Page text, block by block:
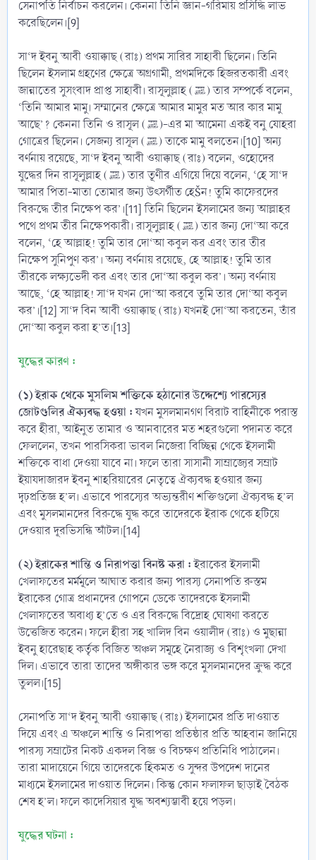
সেনাপতি নির্বাচন করলেন। কেননা তিনি জ্ঞান-গরিমায় প্রসিদ্ধি লাভ
করেছিলেন।[9]
সা‘দ ইবনু আবী ওয়াক্কাছ (রাঃ) প্রথম সারির সাহাবী ছিলেন। তিনি
ছিলেন ইসলাম গ্রহণের ক্ষেত্রে অগ্রগামী, প্রথমদিকে হিজরতকারী এবং
জান্নাতের সুসংবাদ প্রাপ্ত সাহাবী। রাসূলুল্লাহ (ﷺ) তার সম্পর্কে বলেন,
‘তিনি আমার মামু। সম্মানের ক্ষেত্রে আমার মামুর মত আর কার মামু
আছে’? কেননা তিনি ও রাসূল (ﷺ)-এর মা আমেনা একই বনু যোহরা
গোত্রের ছিলেন। সেজন্য রাসূল (ﷺ) তাকে মামু বলতেন।[10] অন্য
বর্ণনায় রয়েছে, সা‘দ ইবনু আবী ওয়াক্কাছ (রাঃ) বলেন, ওহোদের
যুদ্ধের দিন রাসূলুল্লাহ (ﷺ) তার তূণীর এগিয়ে দিয়ে বলেন, ‘হে সা‘দ
আমার পিতা-মাতা তোমার জন্য উৎসর্গীত হেŠন! তুমি কাফেরদের
বিরুদ্ধে তীর নিক্ষেপ কর’।[11] তিনি ছিলেন ইসলামের জন্য আল্লাহর
পথে প্রথম তীর নিক্ষেপকারী। রাসূলুল্লাহ (ﷺ) তার জন্য দো‘আ করে
বলেন, ‘হে আল্লাহ! তুমি তার দো‘আ কবুল কর এবং তার তীর
নিক্ষেপ সুনিপুণ কর’। অন্য বর্ণনায় রয়েছে, হে আল্লাহ! তুমি তার
তীরকে লক্ষ্যভেদী কর এবং তার দো‘আ কবুল কর’। অন্য বর্ণনায়
আছে, ‘হে আল্লাহ! সা‘দ যখন দো‘আ করবে তুমি তার দো‘আ কবুল
কর’।[12] সা‘দ বিন আবী ওয়াক্কাছ (রাঃ) যখনই দো‘আ করতেন, তাঁর
দো‘আ কবুল করা হ’ত।[13]
যুদ্ধের কারণ :
(১) ইরাক থেকে মুসলিম শক্তিকে হঠানোর উদ্দেশ্যে পারস্যের
জোটগুলির ঐক্যবদ্ধ হওয়া :যখন মুসলমানগণ বিরাট বাহিনীকে পরাস্ত
করে হীরা, আইনুত তামার ও আনবারের মত শহরগুলো পদানত করে
ফেললেন, তখন পারসিকরা ভাবল নিজেরা বিচ্ছিন্ন থেকে ইসলামী
শক্তিকে বাধা দেওয়া যাবে না। ফলে তারা সাসানী সাম্রাজ্যের সম্রাট
ইয়াযদাজারদ ইবনু শাহরিয়ারের নেতৃত্বে ঐক্যবদ্ধ হওয়ার জন্য
দৃঢ়প্রতিজ্ঞ হ’ল। এভাবে পারস্যের অভ্যন্তরীণ শক্তিগুলো ঐক্যবদ্ধ হ’ল
এবং মুসলমানদের বিরুদ্ধে যুদ্ধ করে তাদেরকে ইরাক থেকে হটিয়ে
দেওয়ার দূরভিসন্ধি অাঁটল।[14]
(২) ইরাকের শান্তি ও নিরাপত্তা বিনষ্ট করা :ইরাকের ইসলামী
খেলাফতের মর্মমূলে আঘাত করার জন্য পারস্য সেনাপতি রুস্তম
ইরাকের গোত্র প্রধানদের গোপনে ডেকে তাদেরকে ইসলামী
খেলাফতের অবাধ্য হ’তে ও এর বিরুদ্ধে বিদ্রোহ ঘোষণা করতে
উত্তেজিত করেন। ফলে হীরা সহ খালিদ বিন ওয়ালীদ (রাঃ) ও মুছান্না
ইবনু হারেছাহ কর্তৃক বিজিত অঞ্চল সমূহে নৈরাজ্য ও বিশৃংখলা দেখা
দিল। এভাবে তারা তাদের অঙ্গীকার ভঙ্গ করে মুসলমানদের ক্রুদ্ধ করে
তুলল।[15]
সেনাপতি সা‘দ ইবনু আবী ওয়াক্কাছ (রাঃ) ইসলামের প্রতি দাওয়াত
দিয়ে এবং এ অঞ্চলে শান্তি ও নিরাপত্তা প্রতিষ্ঠার প্রতি আহবান জানিয়ে
পারস্য সম্রাটের নিকট একদল বিজ্ঞ ও বিচক্ষণ প্রতিনিধি পাঠালেন।
তারা মাদায়েনে গিয়ে তাদেরকে হিকমত ও সুন্দর উপদেশ দানের
মাধ্যমে ইসলামের দাওয়াত দিলেন। কিন্তু কোন ফলাফল ছাড়াই বৈঠক
শেষ হ’ল। ফলে কাদেসিয়ার যুদ্ধ অবশ্যম্ভাবী হয়ে পড়ল।
যুদ্ধের ঘটনা :